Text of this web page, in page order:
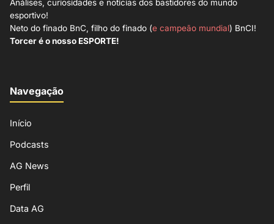
Análises, curiosidades e notícias dos bastidores do mundo
esportivo!
Neto do finado BnC, filho do finado (e campeão mundial) BnCI!
Torcer é o nosso ESPORTE!
Navegação
Início
Podcasts
AG News
Perfil
Data AG